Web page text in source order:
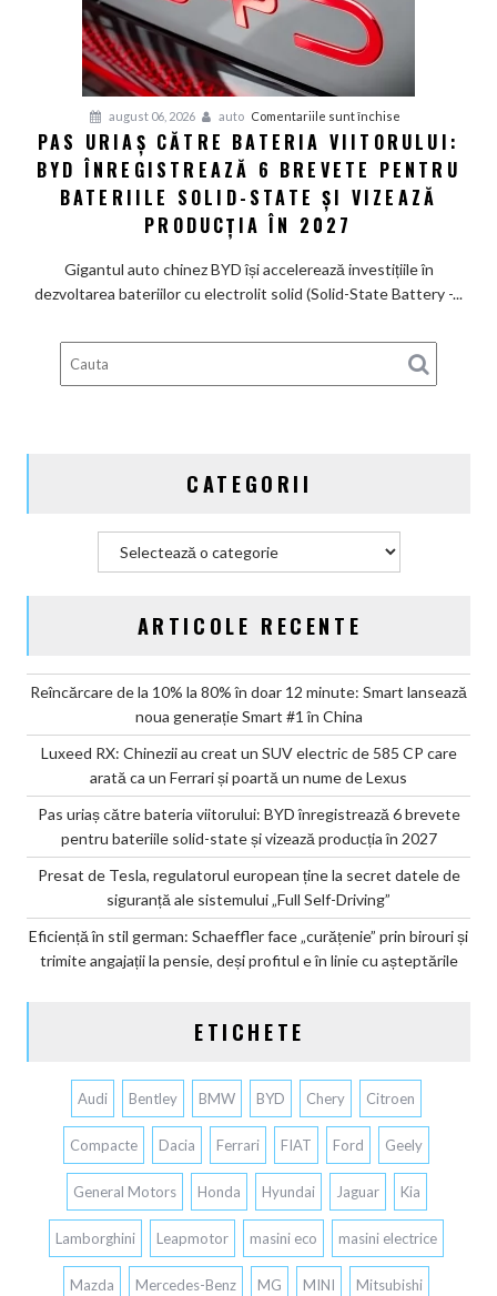
și
poartă
nume
august 06, 2026 auto Comentariile sunt închise
uriaș
către
BYD
pentru
bateriile
în
PAS URIAȘ CĂTRE BATERIA VIITORULUI:
BYD ÎNREGISTREAZĂ 6 BREVETE PENTRU
BATERIILE SOLID-STATE ȘI VIZEAZĂ
PRODUCȚIA ÎN 2027
Gigantul auto chinez BYD își accelerează investițiile în
dezvoltarea bateriilor cu electrolit solid (Solid-State Battery -...
CATEGORII
ARTICOLE RECENTE
Reîncărcare de la 10% la 80% în doar 12 minute: Smart lansează
noua generație Smart #1 în China
Luxeed RX: Chinezii au creat un SUV electric de 585 CP care
arată ca un Ferrari și poartă un nume de Lexus
Pas uriaș către bateria viitorului: BYD înregistrează 6 brevete
pentru bateriile solid-state și vizează producția în 2027
Presat de Tesla, regulatorul european ține la secret datele de
siguranță ale sistemului „Full Self-Driving”
Eficiență în stil german: Schaeffler face „curățenie” prin birouri și
trimite angajații la pensie, deși profitul e în linie cu așteptările
ETICHETE
Audi Bentley BMW BYD Chery Citroen
Compacte Dacia Ferrari FIAT Ford Geely
General Motors Honda Hyundai Jaguar Kia
Lamborghini Leapmotor masini eco masini electrice
Mazda Mercedes-Benz MG MINI Mitsubishi